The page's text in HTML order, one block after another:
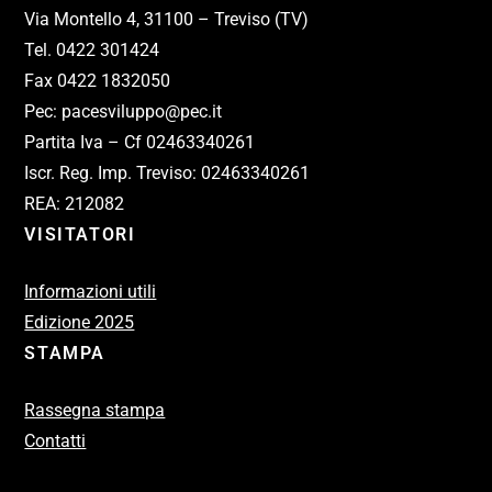
Via Montello 4, 31100 – Treviso (TV)
Tel. 0422 301424
Fax 0422 1832050
Pec: pacesviluppo@pec.it
Partita Iva – Cf 02463340261
Iscr. Reg. Imp. Treviso: 02463340261
REA: 212082
VISITATORI
Informazioni utili
Edizione 2025
STAMPA
Rassegna stampa
Contatti